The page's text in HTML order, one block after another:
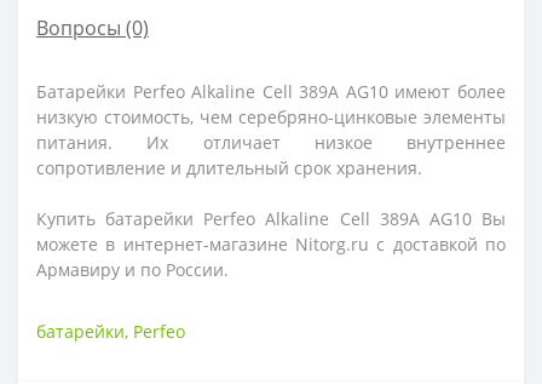
Вопросы (0)
Батарейки Perfeo Alkaline Cell 389A AG10 имеют более
низкую стоимость, чем серебряно-цинковые элементы
питания. Их отличает низкое внутреннее
сопротивление и длительный срок хранения.
Купить батарейки Perfeo Alkaline Cell 389A AG10 Вы
можете в интернет-магазине Nitorg.ru с доставкой по
Армавиру и по России.
батарейки, Perfeo